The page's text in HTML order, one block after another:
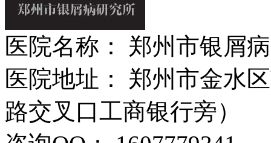
医院名称： 郑州市银屑
医院地址： 郑州市金水
路交叉口工商银行旁）